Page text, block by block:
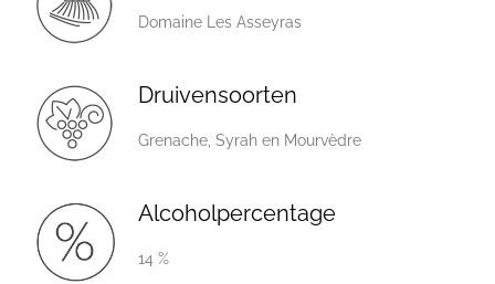
Domaine Les Asseyras
Druivensoorten
Grenache, Syrah en Mourvèdre
Alcoholpercentage
14 %